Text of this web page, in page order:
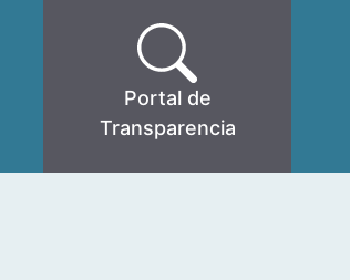
Portal de
Transparencia